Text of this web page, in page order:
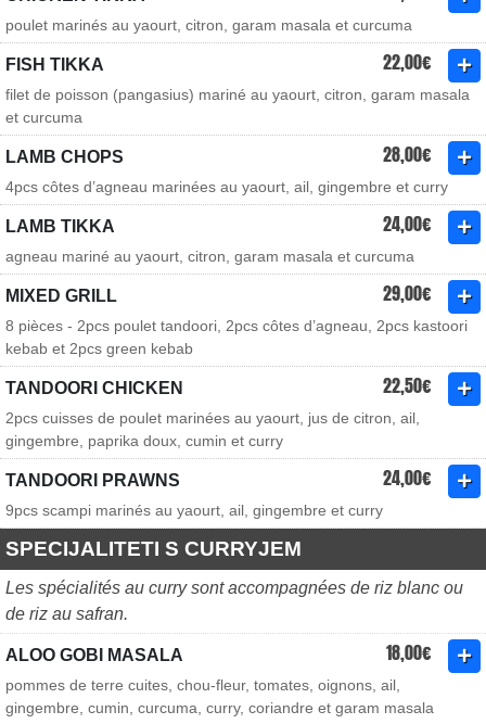
poulet marinés au yaourt, citron, garam masala et curcuma
FISH TIKKA 22,00€
filet de poisson (pangasius) mariné au yaourt, citron, garam masala
et curcuma
LAMB CHOPS 28,00€
4pcs côtes d’agneau marinées au yaourt, ail, gingembre et curry
LAMB TIKKA 24,00€
agneau mariné au yaourt, citron, garam masala et curcuma
MIXED GRILL 29,00€
8 pièces - 2pcs poulet tandoori, 2pcs côtes d’agneau, 2pcs kastoori
kebab et 2pcs green kebab
TANDOORI CHICKEN 22,50€
2pcs cuisses de poulet marinées au yaourt, jus de citron, ail,
gingembre, paprika doux, cumin et curry
TANDOORI PRAWNS 24,00€
9pcs scampi marinés au yaourt, ail, gingembre et curry
SPECIJALITETI S CURRYJEM
Les spécialités au curry sont accompagnées de riz blanc ou
de riz au safran.
ALOO GOBI MASALA 18,00€
pommes de terre cuites, chou-fleur, tomates, oignons, ail,
gingembre, cumin, curcuma, curry, coriandre et garam masala